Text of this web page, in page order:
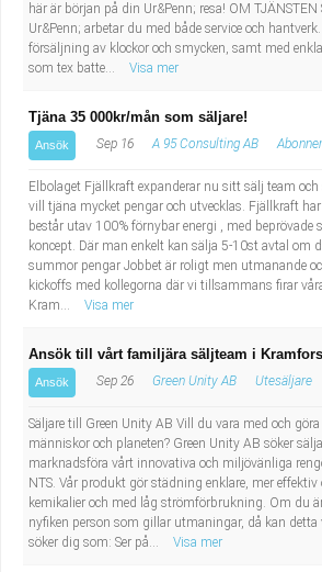
här är början på din Ur&Penn; resa! OM TJÄNSTEN
Ur&Penn; arbetar du med både service och
försäljning av klockor och smycken, samt med
som tex batte...
Visa mer
Tjäna 35 000kr/mån som säljare!
Ansök Sep 16 A 95 Consulting AB
Elbolaget Fjällkraft expanderar nu sitt sälj team
vill tjäna mycket pengar och utvecklas. Fjällkraft
består utav 100% förnybar energi , med beprövade
koncept. Där man enkelt kan sälja 5-10st avtal om
summor pengar Jobbet är roligt men utmanande
kickoffs med kollegorna där vi tillsammans firar
Kram...
Visa mer
Ansök till vårt familjära säljteam i Kramfors
Ansök Sep 26 Green Unity AB Utesäljare
Säljare till Green Unity AB Vill du vara med och
människor och planeten? Green Unity AB söker
marknadsföra vårt innovativa och miljövänliga
NTS. Vår produkt gör städning enklare, mer
kemikalier och med låg strömförbrukning. Om du
nyfiken person som gillar utmaningar, då kan detta
söker dig som: Ser på...
Visa mer